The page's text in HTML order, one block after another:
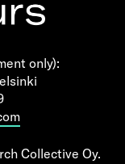
only):
Collective Oy.